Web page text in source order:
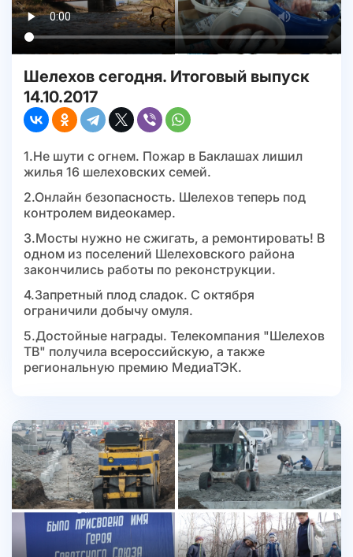
Шелехов сегодня. Итоговый выпуск
14.10.2017
1.Не шути с огнем. Пожар в Баклашах лишил
жилья 16 шелеховских семей.
2.Онлайн безопасность. Шелехов теперь под
контролем видеокамер.
3.Мосты нужно не сжигать, а ремонтировать! В
одном из поселений Шелеховского района
закончились работы по реконструкции.
4.Запретный плод сладок. С октября
ограничили добычу омуля.
5.Достойные награды. Телекомпания "Шелехов
ТВ" получила всероссийскую, а также
региональную премию МедиаТЭК.